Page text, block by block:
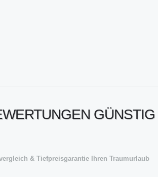
GÜNSTIG
& Tiefpreisgarantie Ihren Traumurlaub